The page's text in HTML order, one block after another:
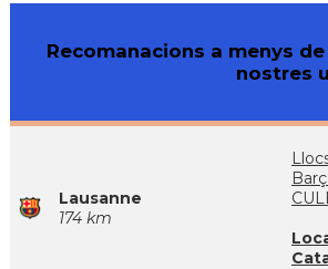
Recomanacions a menys
nostres
Lausanne
174 km